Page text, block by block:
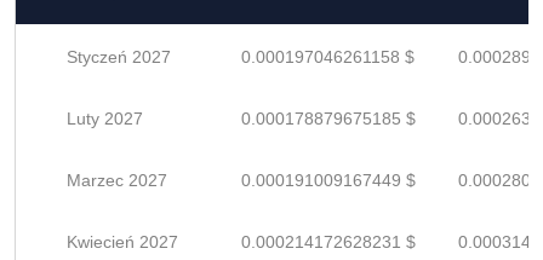
Styczeń 2027 0.000197046261158 $
Luty 2027 0.000178879675185 $
Marzec 2027 0.000191009167449 $
Kwiecień 2027 0.000214172628231 $